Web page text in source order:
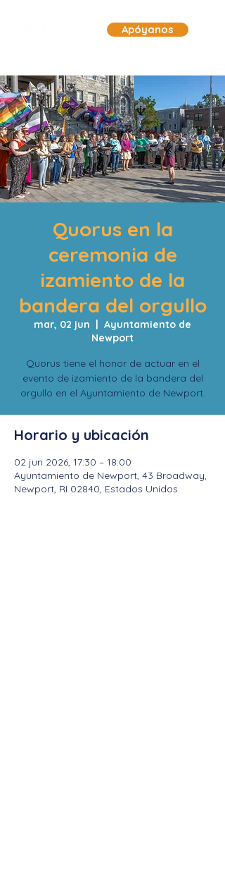
Apóyanos
Quorus en la
ceremonia de
izamiento de la
bandera del orgullo
mar, 02 jun
  |
Ayuntamiento de
Newport
Quorus tiene el honor de actuar en el
evento de izamiento de la bandera del
orgullo en el Ayuntamiento de Newport.
Horario y ubicación
02 jun 2026, 17:30 – 18:00
Ayuntamiento de Newport, 43 Broadway,
Newport, RI 02840, Estados Unidos